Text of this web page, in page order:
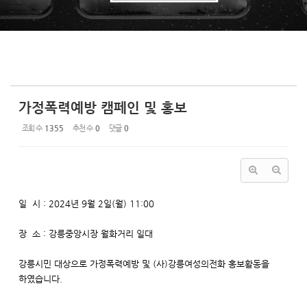
가정폭력예방 캠페인 및 홍보
조회 수 1355 추천 수 0 댓글 0
일 시 : 2024년 9월 2일(월) 11:00
장 소 : 강릉중앙시장 월화거리 일대
강릉시민 대상으로 가정폭력예방 및 (사)강릉여성의전화 홍보활동을
하였습니다.